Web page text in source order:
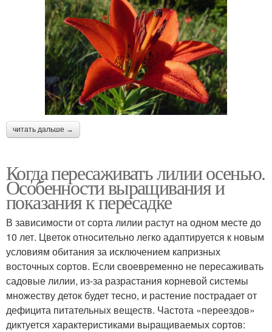
читать дальше →
Когда пересаживать лилии осенью.
Особенности выращивания и
показания к пересадке
В зависимости от сорта лилии растут на одном месте до
10 лет. Цветок относительно легко адаптируется к новым
условиям обитания за исключением капризных
восточных сортов. Если своевременно не пересаживать
садовые лилии, из-за разрастания корневой системы
множеству деток будет тесно, и растение пострадает от
дефицита питательных веществ. Частота «переездов»
диктуется характеристиками выращиваемых сортов: